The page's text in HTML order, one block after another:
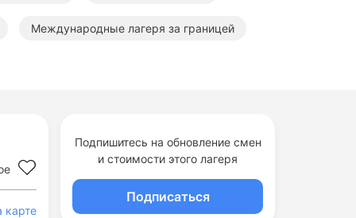
карте
Подпишитесь на обновление смен
и стоимости этого лагеря
Подписаться
Международные лагеря за границей